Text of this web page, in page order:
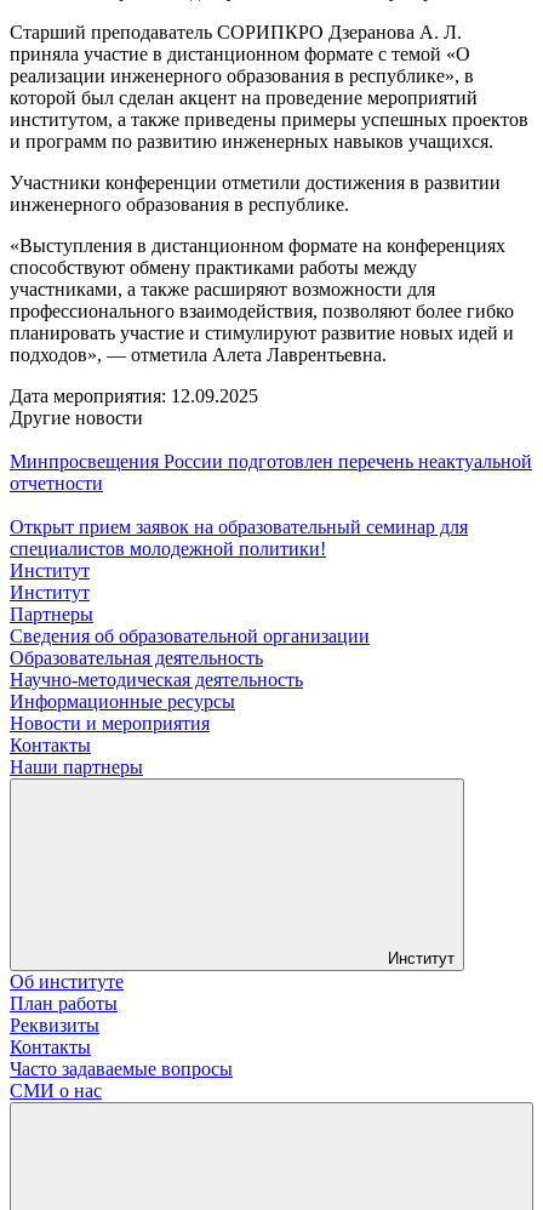
Старший преподаватель СОРИПКРО Дзеранова А. Л.
приняла участие в дистанционном формате с темой «О
реализации инженерного образования в республике», в
которой был сделан акцент на проведение мероприятий
институтом, а также приведены примеры успешных проектов
и программ по развитию инженерных навыков учащихся.
Участники конференции отметили достижения в развитии
инженерного образования в республике.
«Выступления в дистанционном формате на конференциях
способствуют обмену практиками работы между
участниками, а также расширяют возможности для
профессионального взаимодействия, позволяют более гибко
планировать участие и стимулируют развитие новых идей и
подходов», — отметила Алета Лаврентьевна.
Дата мероприятия: 12.09.2025
Другие новости
Минпросвещения России подготовлен перечень неактуальной
отчетности
Открыт прием заявок на образовательный семинар для
специалистов молодежной политики!
Институт
Институт
Партнеры
Сведения об образовательной организации
Образовательная деятельность
Научно-методическая деятельность
Информационные ресурсы
Новости и мероприятия
Контакты
Наши партнеры
Институт
Об институте
План работы
Реквизиты
Контакты
Часто задаваемые вопросы
СМИ о нас